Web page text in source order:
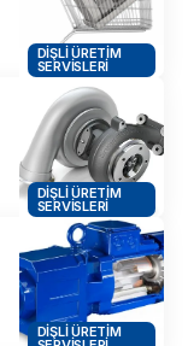
DIŞLI ÜRETIM
SERVISLERI
DIŞLI ÜRETIM
SERVISLERI
DIŞLI ÜRETIM